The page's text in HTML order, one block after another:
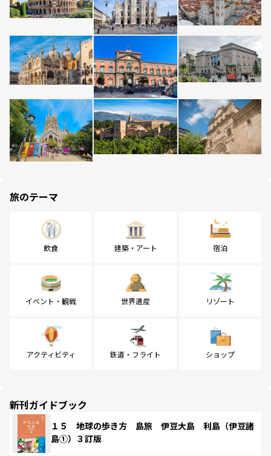
旅のテーマ
飲食 建築・アート 宿泊
イベント・観戦 世界遺産 リゾート
アクティビティ 鉄道・フライト ショップ
新刊ガイドブック
１５ 地球の歩き方 島旅 伊豆大島 利島（伊豆諸
島①）３訂版